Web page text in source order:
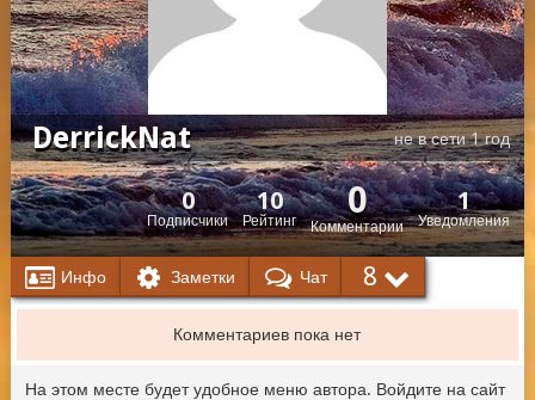
DerrickNat не в сети 1 год
Подписчики
0
Рейтинг
10
Комментарии
0 Уведомления
1
Инфо Заметки Чат 8
Комментариев пока нет
На этом месте будет удобное меню автора. Войдите на сайт